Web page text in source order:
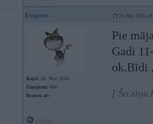
Esspatss 24. May 2025,
Kopš: 18. Nov 2016
Ziņojumi: 666
Braucu ar:
Pie
Gadi
ok.Bīdi
[ Šo ziņu